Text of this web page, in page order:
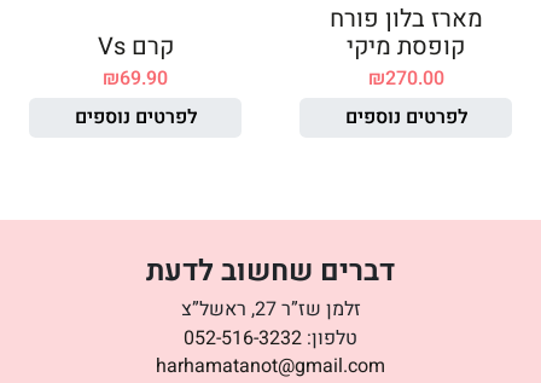
מארז בלון פורח
קופסת מיקי
₪270.00
לפרטים נוספים
קרם Vs
₪69.90
לפרטים נוספים
דברים שחשוב לדעת
זלמן שז”ר 27, ראשל”צ
טלפון: 052-516-3232
harhamatanot@gmail.com